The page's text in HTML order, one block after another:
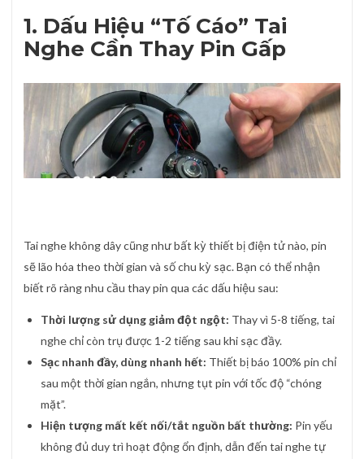
1. Dấu Hiệu “Tố Cáo” Tai
Nghe Cần Thay Pin Gấp
Tai nghe không dây cũng như bất kỳ thiết bị điện tử nào, pin
sẽ lão hóa theo thời gian và số chu kỳ sạc. Bạn có thể nhận
biết rõ ràng nhu cầu thay pin qua các dấu hiệu sau:
Thời lượng sử dụng giảm đột ngột: Thay vì 5-8 tiếng, tai
nghe chỉ còn trụ được 1-2 tiếng sau khi sạc đầy.
Sạc nhanh đầy, dùng nhanh hết: Thiết bị báo 100% pin chỉ
sau một thời gian ngắn, nhưng tụt pin với tốc độ “chóng
mặt”.
Hiện tượng mất kết nối/tắt nguồn bất thường: Pin yếu
không đủ duy trì hoạt động ổn định, dẫn đến tai nghe tự